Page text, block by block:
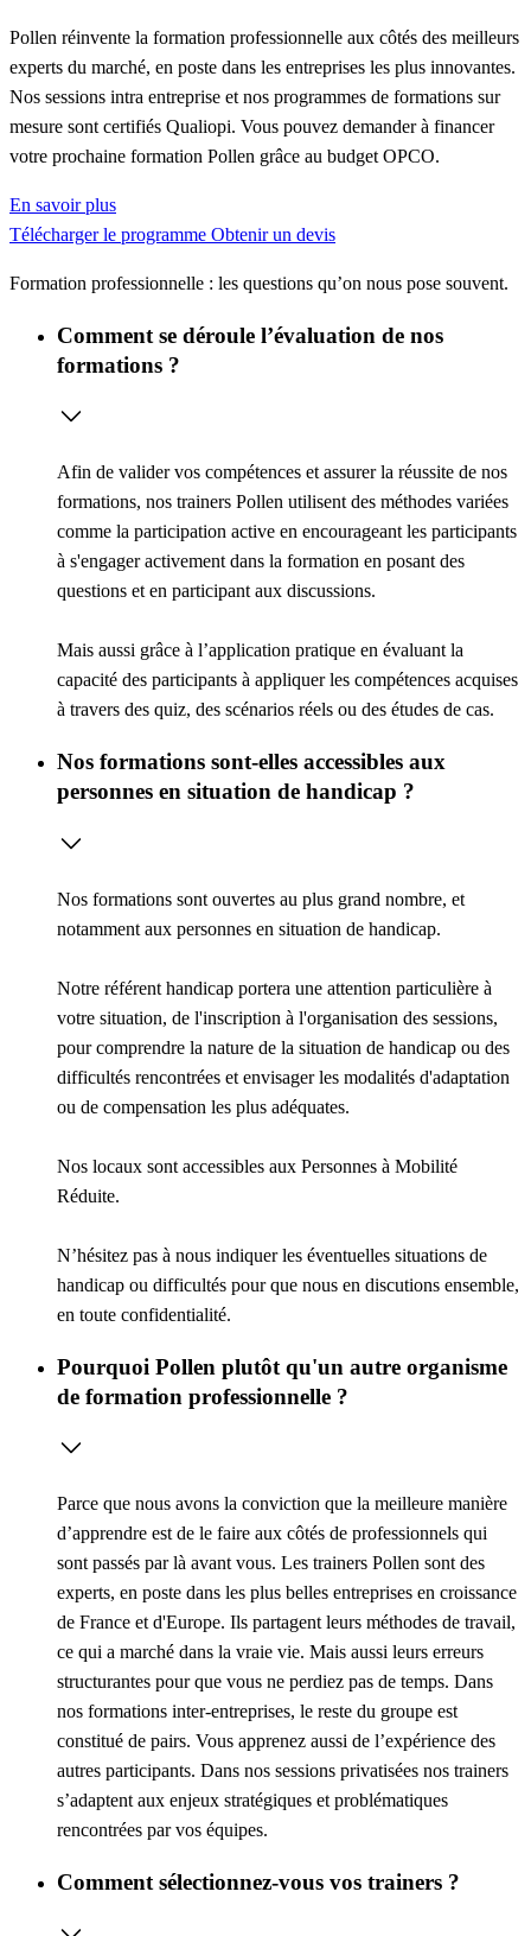
Pollen réinvente la formation professionnelle aux côtés des meilleurs
experts du marché, en poste dans les entreprises les plus innovantes.
Nos sessions intra entreprise et nos programmes de formations sur
mesure sont certifiés Qualiopi. Vous pouvez demander à financer
votre prochaine formation Pollen grâce au budget OPCO.
En savoir plus
Télécharger le programme Obtenir un devis
Formation professionnelle : les questions qu’on nous pose souvent.
Comment se déroule l’évaluation de nos
formations ?
Afin de valider vos compétences et assurer la réussite de nos
formations, nos trainers Pollen utilisent des méthodes variées
comme la participation active en encourageant les participants
à s'engager activement dans la formation en posant des
questions et en participant aux discussions.
Mais aussi grâce à l’application pratique en évaluant la
capacité des participants à appliquer les compétences acquises
à travers des quiz, des scénarios réels ou des études de cas.
Nos formations sont-elles accessibles aux
personnes en situation de handicap ?
Nos formations sont ouvertes au plus grand nombre, et
notamment aux personnes en situation de handicap.
Notre référent handicap portera une attention particulière à
votre situation, de l'inscription à l'organisation des sessions,
pour comprendre la nature de la situation de handicap ou des
difficultés rencontrées et envisager les modalités d'adaptation
ou de compensation les plus adéquates.
Nos locaux sont accessibles aux Personnes à Mobilité
Réduite.
N’hésitez pas à nous indiquer les éventuelles situations de
handicap ou difficultés pour que nous en discutions ensemble,
en toute confidentialité.
Pourquoi Pollen plutôt qu'un autre organisme
de formation professionnelle ?
Parce que nous avons la conviction que la meilleure manière
d’apprendre est de le faire aux côtés de professionnels qui
sont passés par là avant vous. Les trainers Pollen sont des
experts, en poste dans les plus belles entreprises en croissance
de France et d'Europe. Ils partagent leurs méthodes de travail,
ce qui a marché dans la vraie vie. Mais aussi leurs erreurs
structurantes pour que vous ne perdiez pas de temps. Dans
nos formations inter-entreprises, le reste du groupe est
constitué de pairs. Vous apprenez aussi de l’expérience des
autres participants. Dans nos sessions privatisées nos trainers
s’adaptent aux enjeux stratégiques et problématiques
rencontrées par vos équipes.
Comment sélectionnez-vous vos trainers ?